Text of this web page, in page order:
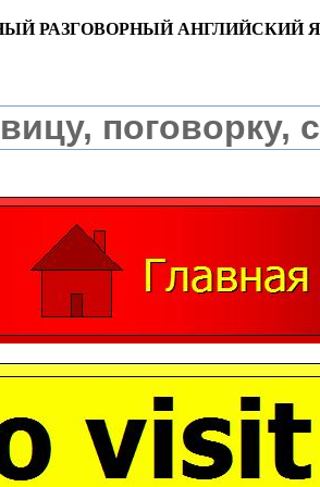
РАЗГОВОРНЫЙ АНГЛИЙСКИЙ